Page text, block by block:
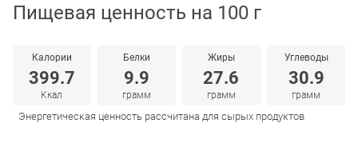
Пищевая ценность на 100 г
Калории
399.7
Ккал
Белки
9.9
грамм
Жиры
27.6
грамм
Углеводы
30.9
грамм
Энергетическая ценность рассчитана для сырых продуктов